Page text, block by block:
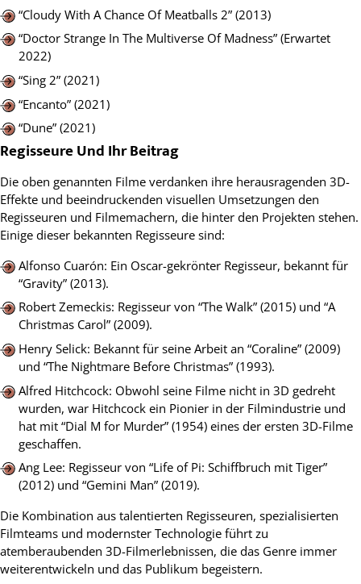
“Cloudy With A Chance Of Meatballs 2” (2013)
“Doctor Strange In The Multiverse Of Madness” (Erwartet
2022)
“Sing 2” (2021)
“Encanto” (2021)
“Dune” (2021)
Regisseure Und Ihr Beitrag
Die oben genannten Filme verdanken ihre herausragenden 3D-
Effekte und beeindruckenden visuellen Umsetzungen den
Regisseuren und Filmemachern, die hinter den Projekten stehen.
Einige dieser bekannten Regisseure sind:
Alfonso Cuarón: Ein Oscar-gekrönter Regisseur, bekannt für
“Gravity” (2013).
Robert Zemeckis: Regisseur von “The Walk” (2015) und “A
Christmas Carol” (2009).
Henry Selick: Bekannt für seine Arbeit an “Coraline” (2009)
und “The Nightmare Before Christmas” (1993).
Alfred Hitchcock: Obwohl seine Filme nicht in 3D gedreht
wurden, war Hitchcock ein Pionier in der Filmindustrie und
hat mit “Dial M for Murder” (1954) eines der ersten 3D-Filme
geschaffen.
Ang Lee: Regisseur von “Life of Pi: Schiffbruch mit Tiger”
(2012) und “Gemini Man” (2019).
Die Kombination aus talentierten Regisseuren, spezialisierten
Filmteams und modernster Technologie führt zu
atemberaubenden 3D-Filmerlebnissen, die das Genre immer
weiterentwickeln und das Publikum begeistern.